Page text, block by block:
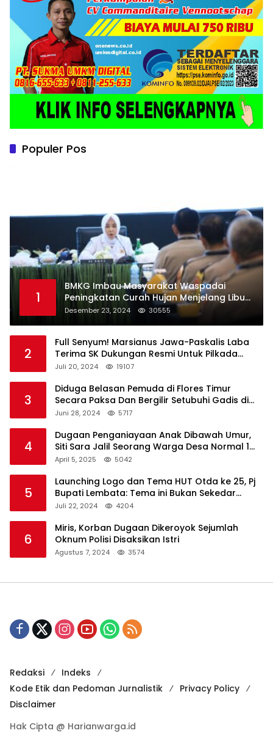
Populer Pos
1
BMKG Imbau Masyarakat Waspadai
Peningkatan Curah Hujan Menjelang Libur
Natal dan Tahun Baru
Desember 23, 2024 30555
2
Full Senyum! Marsianus Jawa-Paskalis Laba
Terima SK Dukungan Resmi Untuk Pilkada
Lembata
Juli 20, 2024 19107
3
Diduga Belasan Pemuda di Flores Timur
Secara Paksa Dan Bergilir Setubuhi Gadis di
Bawah Umur
Juni 28, 2024 5717
4
Dugaan Penganiayaan Anak Dibawah Umur,
Siti Sara Jalil Seorang Warga Desa Normal 1
Melapor ke Polisi
April 5, 2025 5042
5
Launching Logo dan Tema HUT Otda ke 25, Pj
Bupati Lembata: Tema ini Bukan Sekedar
Refleksi Semalam
Juli 22, 2024 4204
6
Miris, Korban Dugaan Dikeroyok Sejumlah
Oknum Polisi Disaksikan Istri
Agustus 7, 2024 3574
Redaksi
Indeks
Kode Etik dan Pedoman Jurnalistik
Privacy Policy
Disclaimer
Hak Cipta @ Harianwarga.id